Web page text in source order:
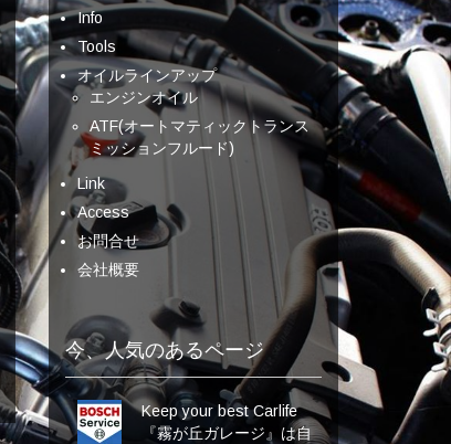
Info
Tools
オイルラインアップ
エンジンオイル
ATF(オートマティックトランス
ミッションフルード)
Link
Access
お問合せ
会社概要
今、人気のあるページ
Keep your best Carlife
『霧が丘ガレージ』は自